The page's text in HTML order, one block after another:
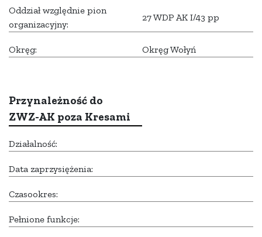
Oddział względnie pion
organizacyjny:
27 WDP AK I/43 pp
Okręg: Okręg Wołyń
Przynależność do
ZWZ-AK poza Kresami
Działalność:
Data zaprzysiężenia:
Czasookres:
Pełnione funkcje: